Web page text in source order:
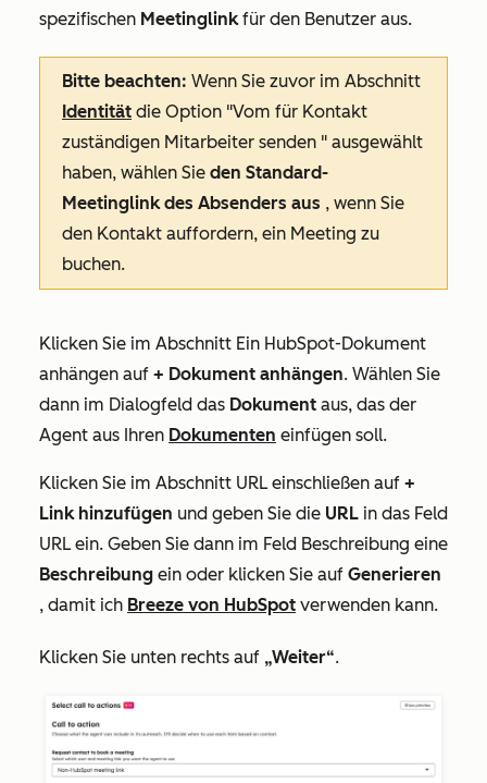
spezifischen Meetinglinkfür den Benutzer aus.
Bitte beachten: Wenn Sie zuvor im Abschnitt
Identität die Option "Vom für Kontakt
zuständigen Mitarbeiter senden " ausgewählt
haben, wählen Sie den Standard-
Meetinglink des Absenders aus , wenn Sie
den Kontakt auffordern, ein Meeting zu
buchen.
Klicken Sie im Abschnitt Ein HubSpot-Dokument
anhängen auf + Dokument anhängen. Wählen Sie
dann im Dialogfeld das Dokument aus, das der
Agent aus Ihren Dokumenten einfügen soll.
Klicken Sie im Abschnitt URL einschließen auf +
Link hinzufügen und geben Sie die URL in das Feld
URL ein. Geben Sie dann im Feld Beschreibung eine
Beschreibung ein oder klicken Sie auf Generieren
, damit ich Breeze von HubSpot verwenden kann.
Klicken Sie unten rechts auf „Weiter“.